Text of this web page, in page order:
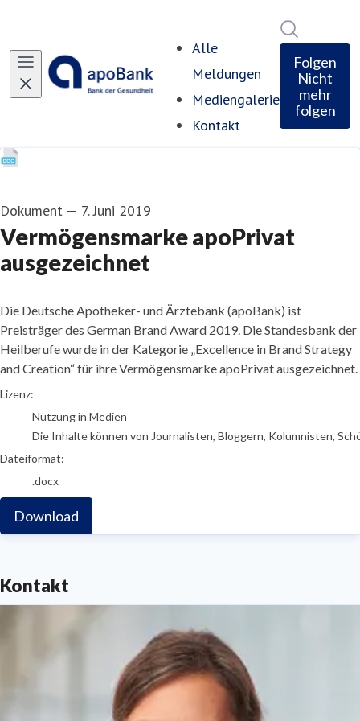
Alle
Meldungen
Mediengalerie
Kontakt
Folgen
Nicht
mehr
folgen
Dokument — 7. Juni 2019
Vermögensmarke apoPrivat
ausgezeichnet
Die Deutsche Apotheker- und Ärztebank (apoBank) ist
Preisträger des German Brand Award 2019. Die Standesbank der
Heilberufe wurde in der Kategorie „Excellence in Brand Strategy
and Creation“ für ihre Vermögensmarke apoPrivat ausgezeichnet.
go to media item
Lizenz:
Nutzung in Medien
Die Inhalte können von Journalisten, Bloggern, Kolumnisten,
Dateiformat:
.docx
Download
Kontakt